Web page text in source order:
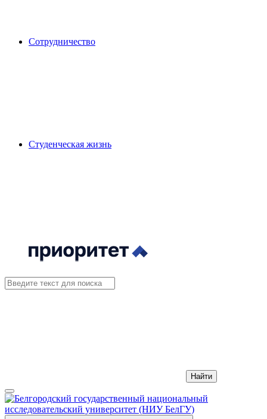
Сотрудничество
Студенческая жизнь
Найти